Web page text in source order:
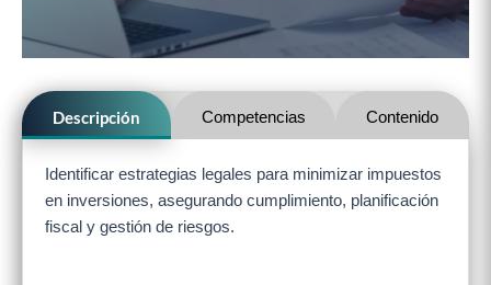
Descripción Competencias Contenido
Identificar estrategias legales para minimizar impuestos
en inversiones, asegurando cumplimiento, planificación
fiscal y gestión de riesgos.